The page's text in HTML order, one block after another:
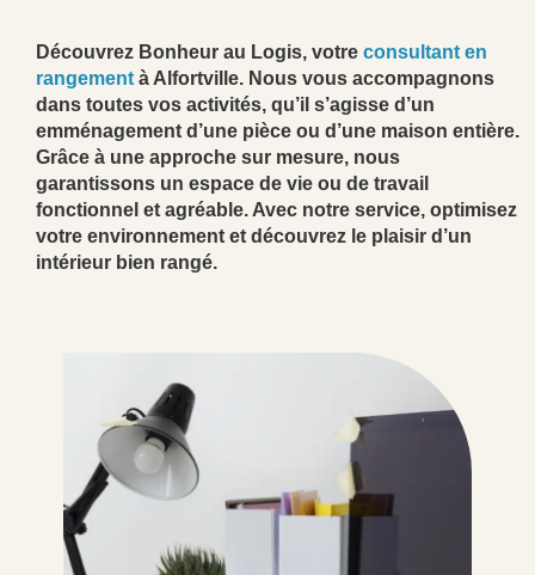
Découvrez Bonheur au Logis, votre consultant en
rangement à Alfortville. Nous vous accompagnons
dans toutes vos activités, qu’il s’agisse d’un
emménagement d’une pièce ou d’une maison entière.
Grâce à une approche sur mesure, nous
garantissons un espace de vie ou de travail
fonctionnel et agréable. Avec notre service, optimisez
votre environnement et découvrez le plaisir d’un
intérieur bien rangé.